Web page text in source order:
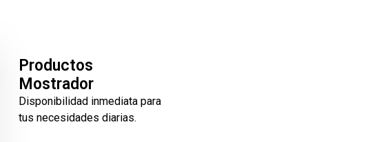
Productos
Mostrador
Disponibilidad inmediata para
tus necesidades diarias.